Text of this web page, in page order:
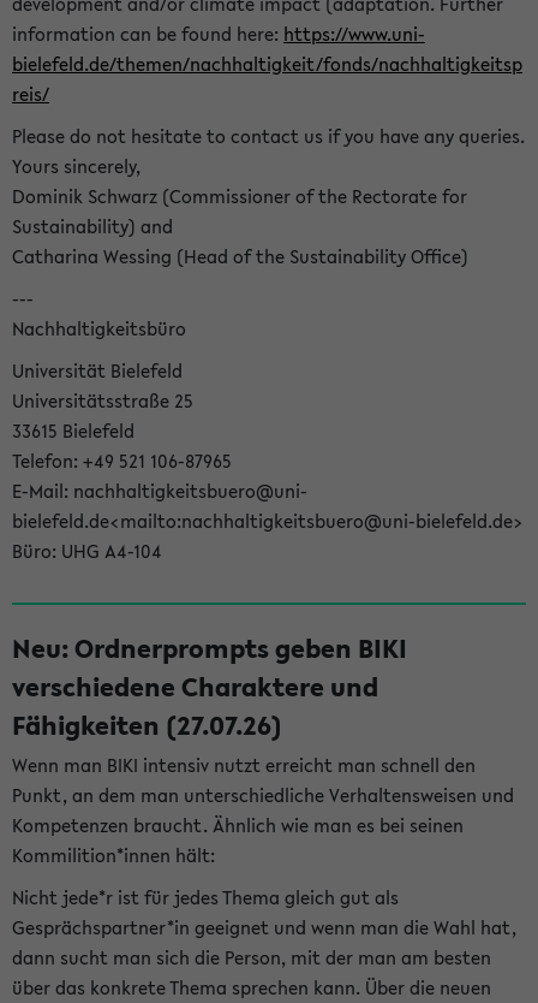
information can be found here: https://www.uni-
bielefeld.de/themen/nachhaltigkeit/fonds/nachhaltigkeitsp
reis/
Please do not hesitate to contact us if you have any queries.
Yours sincerely,
Dominik Schwarz (Commissioner of the Rectorate for
Sustainability) and
Catharina Wessing (Head of the Sustainability Office)
---
Nachhaltigkeitsbüro
Universität Bielefeld
Universitätsstraße 25
33615 Bielefeld
Telefon: +49 521 106-87965
E-Mail: nachhaltigkeitsbuero@uni-
bielefeld.de<mailto:nachhaltigkeitsbuero@uni-bielefeld.de>
Büro: UHG A4-104
Neu: Ordnerprompts geben BIKI
verschiedene Charaktere und
Fähigkeiten (27.07.26)
Wenn man BIKI intensiv nutzt erreicht man schnell den
Punkt, an dem man unterschiedliche Verhaltensweisen und
Kompetenzen braucht. Ähnlich wie man es bei seinen
Kommilition*innen hält:
Nicht jede*r ist für jedes Thema gleich gut als
Gesprächspartner*in geeignet und wenn man die Wahl hat,
dann sucht man sich die Person, mit der man am besten
über das konkrete Thema sprechen kann. Über die neuen